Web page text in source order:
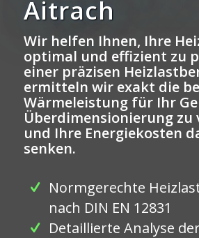
Aitrach
Wir helfen Ihnen, Ihre
optimal und effizient zu
einer präzisen
ermitteln wir exakt die
Wärmeleistung für Ihr
Überdimensionierung zu
und Ihre Energiekosten
senken.
Normgerechte
nach DIN EN 12831
Detaillierte Analyse